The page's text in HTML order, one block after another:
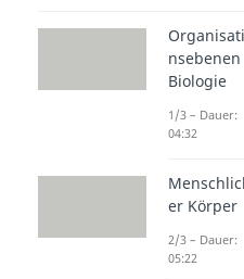
Herz
nsebenen
Biologie
1/3 – Dauer:
04:32
er Körper
2/3 – Dauer:
05:22